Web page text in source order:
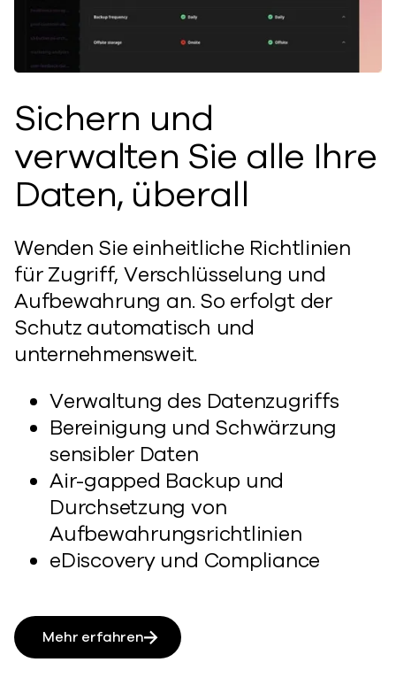
Sichern und
verwalten Sie alle Ihre
Daten, überall
Wenden Sie einheitliche Richtlinien
für Zugriff, Verschlüsselung und
Aufbewahrung an. So erfolgt der
Schutz automatisch und
unternehmensweit.
Verwaltung des Datenzugriffs
Bereinigung und Schwärzung
sensibler Daten
Air-gapped Backup und
Durchsetzung von
Aufbewahrungsrichtlinien
eDiscovery und Compliance
Mehr erfahren